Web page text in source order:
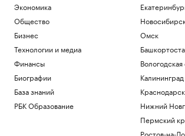
Экономика
Общество
Бизнес
Технологии и медиа
Финансы
Биографии
База знаний
РБК Образование
Омск
Калининград
Нижний
Пермский
Ростов-на-